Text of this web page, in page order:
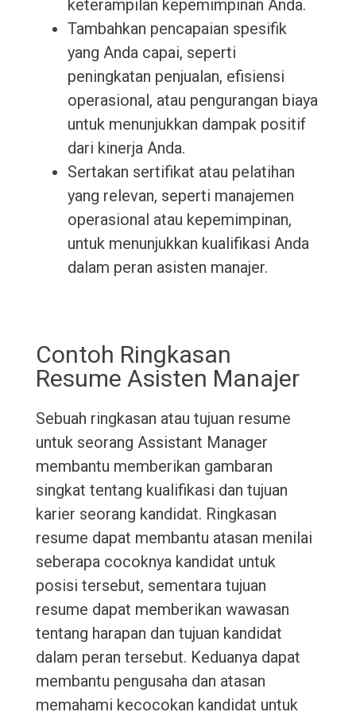
keterampilan kepemimpinan Anda.
Tambahkan pencapaian spesifik
yang Anda capai, seperti
peningkatan penjualan, efisiensi
operasional, atau pengurangan biaya
untuk menunjukkan dampak positif
dari kinerja Anda.
Sertakan sertifikat atau pelatihan
yang relevan, seperti manajemen
operasional atau kepemimpinan,
untuk menunjukkan kualifikasi Anda
dalam peran asisten manajer.
Contoh Ringkasan
Resume Asisten Manajer
Sebuah ringkasan atau tujuan resume
untuk seorang Assistant Manager
membantu memberikan gambaran
singkat tentang kualifikasi dan tujuan
karier seorang kandidat. Ringkasan
resume dapat membantu atasan menilai
seberapa cocoknya kandidat untuk
posisi tersebut, sementara tujuan
resume dapat memberikan wawasan
tentang harapan dan tujuan kandidat
dalam peran tersebut. Keduanya dapat
membantu pengusaha dan atasan
memahami kecocokan kandidat untuk